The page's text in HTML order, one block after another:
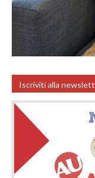
Iscriviti alla